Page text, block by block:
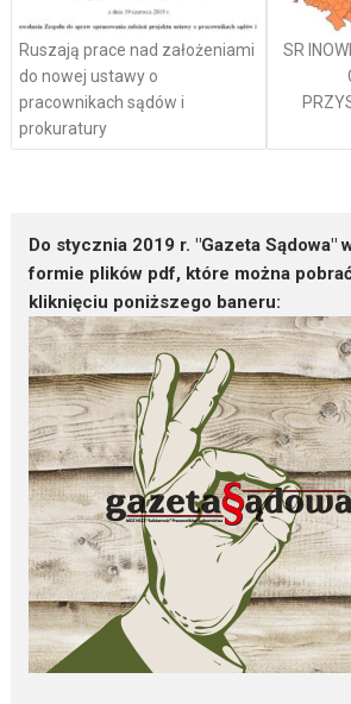
Ruszają prace nad założeniami
do nowej ustawy o
pracownikach sądów i
prokuratury
SR
Do stycznia 2019 r. "Gazeta Sądowa"
formie plików pdf, które można
kliknięciu poniższego baneru: